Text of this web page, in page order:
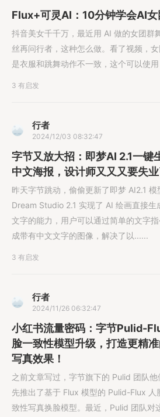
Flux+可灵AI：10分钟学会AI女
抖音美女千千万，最近用 AI 做的女团群
丝再问行者，这种怎么做。看了视频，
是衣服和跳舞动作不一致，这个可以使
3 有启发
行者
2024/12/03 08:32:47
字节又放大招：即梦AI 2.1一键
中文海报，设计师又又又要失业
昨天字节跳动，偷偷更新了即梦 AI2.1 模
Dream Studio 2.1 实现了 AI 绘画直接生
文字的能力，用户可以通过简单的文字
成带有中文文字的图像，解决了以......
3 有启发
行者
2024/11/26 06:32:47
小红书流量密码：字节Pulid-
脸一致性模型升级，打造更精
写真效果！
之前文章写过，字节旗下的 Pulid 团队他
先推出了基于 Flux 模型的 Pulid-Flux 人
致性写真换脸模型。最近，Pulid 团队对